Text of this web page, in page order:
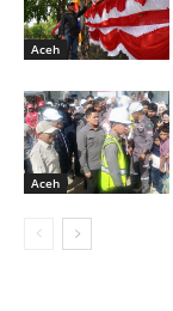
Aceh
Aceh